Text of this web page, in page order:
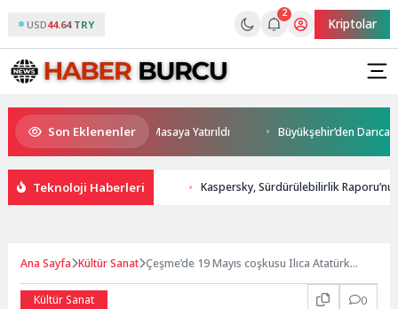
USD44.64 TRY
2
Kriptolar
Son Eklenenler
ve Yatırım Potansiyeli Masaya Yatırıldı Büyükşehir’den Darıca’ya
Teknoloji Haberleri Kaspersky, Sürdürülebilirlik Raporu’nu
Ana Sayfa Kültür Sanat Çeşme’de 19 Mayıs coşkusu Ilıca Atatürk
Kültür Sanat
0